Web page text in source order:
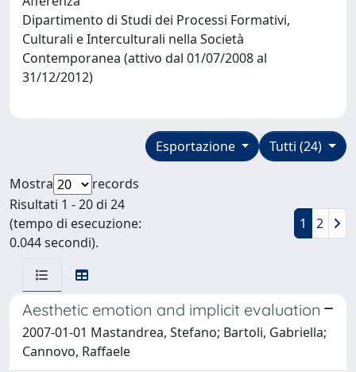
Dipartimento di Studi dei Processi Formativi,
Culturali e Interculturali nella Società
Contemporanea (attivo dal 01/07/2008 al
31/12/2012)
Tutti (24)
Esportazione
Mostra
records
Risultati 1 - 20 di 24
(tempo di esecuzione:
0.044 secondi).
1 2
Aesthetic emotion and implicit evaluation
2007-01-01 Mastandrea, Stefano; Bartoli, Gabriella;
Cannovo, Raffaele